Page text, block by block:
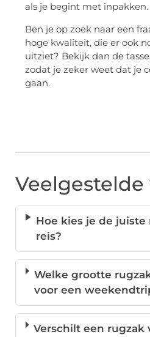
als je begint met inpakken.
Ben je op zoek naar een
hoge kwaliteit, die er ook
uitziet? Bekijk dan de
zodat je zeker weet dat je
gaan.
Veelgestelde
Hoe kies je de juiste
reis?
Welke grootte
voor een
Verschilt een rugzak